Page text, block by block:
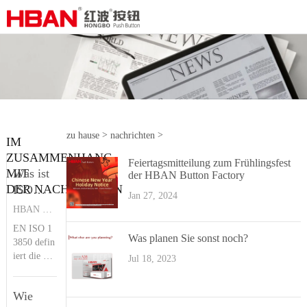
IM
ZUSAMMENHANG
MIT
DER NACHRICHTEN
Was ist
ISO
13850?|
HBAN-
Druckknopf
EN ISO 1
3850 defin
iert die Ko
der Notsto
Wie
zu hause> nachrichten >
Unternehmen NewsFeiertagsmitteilung zum Frühlingsfest
der HBAN Button Factory
Jan 27, 2024
Was planen Sie sonst noch?
Jul 18, 2023